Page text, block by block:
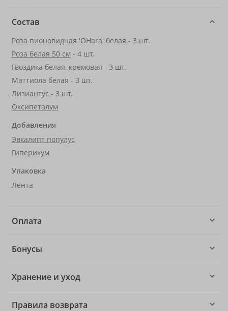
Состав
Роза пионовидная 'OHara' белая - 3 шт.
Роза белая 50 см - 4 шт.
Гвоздика белая, кремовая - 3 шт.
Маттиола белая - 3 шт.
Лизиантус - 3 шт.
Оксипеталум
Добавления
Эвкалипт популус
Гиперикум
Упаковка
Лента
Оплата
Бонусы
Хранение и уход
Правила возврата